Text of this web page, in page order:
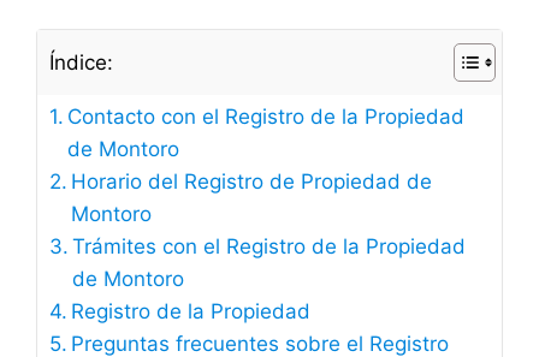
Índice:
Contacto con el Registro de la Propiedad
de Montoro
Horario del Registro de Propiedad de
Montoro
Trámites con el Registro de la Propiedad
de Montoro
Registro de la Propiedad
Preguntas frecuentes sobre el Registro